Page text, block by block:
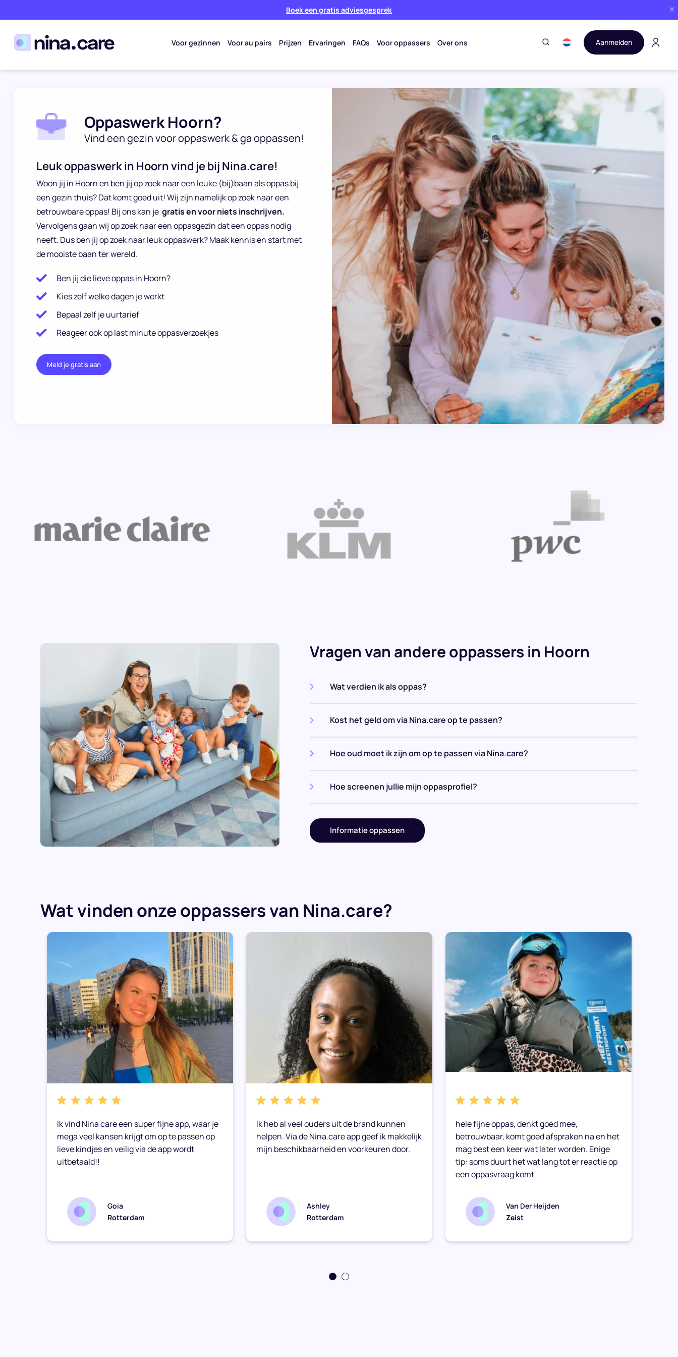
Boek een gratis adviesgesprek
Voor gezinnen Voor au pairs Prijzen Ervaringen FAQs Voor oppassers Over ons Aanmelden
Oppaswerk Hoorn?
Vind een gezin voor oppaswerk & ga oppassen!
Leuk oppaswerk in Hoorn vind je bij Nina.care!
Woon jij in Hoorn en ben jij op zoek naar een leuke (bij)baan als oppas bij
een gezin thuis? Dat komt goed uit! Wij zijn namelijk op zoek naar een
betrouwbare oppas! Bij ons kan je gratis en voor niets inschrijven.
Vervolgens gaan wij op zoek naar een oppasgezin dat een oppas nodig
heeft. Dus ben jij op zoek naar leuk oppaswerk? Maak kennis en start met
de mooiste baan ter wereld.
Ben jij die lieve oppas in Hoorn?
Kies zelf welke dagen je werkt
Bepaal zelf je uurtarief
Reageer ook op last minute oppasverzoekjes
Meld je gratis aan
.
Vragen van andere oppassers in Hoorn
Wat verdien ik als oppas?
Kost het geld om via Nina.care op te passen?
Hoe oud moet ik zijn om op te passen via Nina.care?
Hoe screenen jullie mijn oppasprofiel?
Informatie oppassen
Wat vinden onze oppassers van Nina.care?
Ik vind Nina care een super fijne app, waar je
mega veel kansen krijgt om op te passen op
lieve kindjes en veilig via de app wordt
uitbetaald!!
Goia
Rotterdam
Ik heb al veel ouders uit de brand kunnen
helpen. Via de Nina.care app geef ik makkelijk
mijn beschikbaarheid en voorkeuren door.
Ashley
Rotterdam
hele fijne oppas, denkt goed mee,
betrouwbaar, komt goed afspraken na en het
mag best een keer wat later worden. Enige
tip: soms duurt het wat lang tot er reactie op
een oppasvraag komt
Van Der Heijden
Zeist